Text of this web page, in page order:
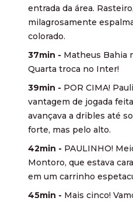
entrada da área.
milagrosamente
colorado.
37min - Matheus Bahia
Quarta troca no Inter!
39min - POR CIMA!
vantagem de jogada
avançava a dribles até
forte, mas pelo alto.
42min - PAULINHO!
Montoro, que estava
em um carrinho
45min - Mais cinco!